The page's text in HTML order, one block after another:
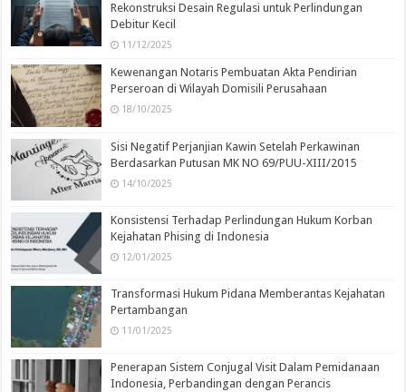
Rekonstruksi Desain Regulasi untuk Perlindungan
Debitur Kecil
11/12/2025
Kewenangan Notaris Pembuatan Akta Pendirian
Perseroan di Wilayah Domisili Perusahaan
18/10/2025
Sisi Negatif Perjanjian Kawin Setelah Perkawinan
Berdasarkan Putusan MK NO 69/PUU-XIII/2015
14/10/2025
Konsistensi Terhadap Perlindungan Hukum Korban
Kejahatan Phising di Indonesia
12/01/2025
Transformasi Hukum Pidana Memberantas Kejahatan
Pertambangan
11/01/2025
Penerapan Sistem Conjugal Visit Dalam Pemidanaan
Indonesia, Perbandingan dengan Perancis